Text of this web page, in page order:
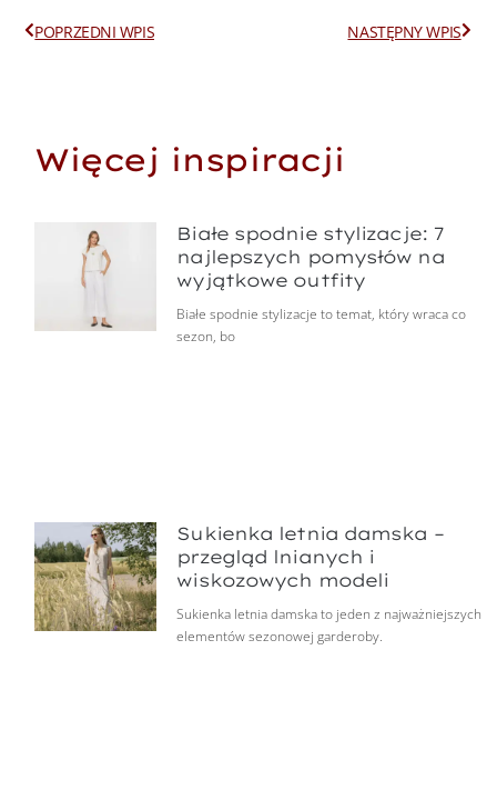
Prev
POPRZEDNI WPIS NASTĘPNY WPISNext
Więcej inspiracji
Białe spodnie stylizacje: 7
najlepszych pomysłów na
wyjątkowe outfity
Białe spodnie stylizacje to temat, który wraca co
sezon, bo
Sukienka letnia damska –
przegląd lnianych i
wiskozowych modeli
Sukienka letnia damska to jeden z najważniejszych
elementów sezonowej garderoby.